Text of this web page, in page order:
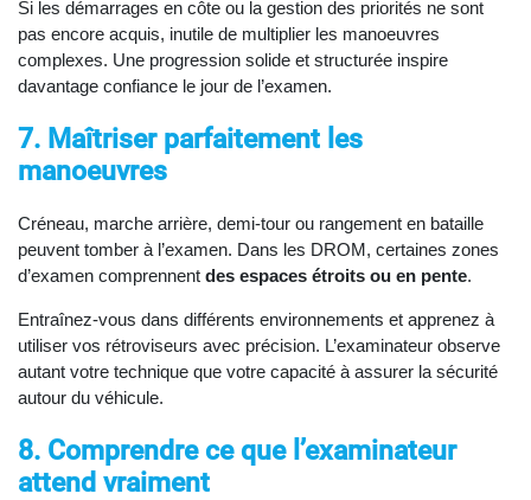
Si les démarrages en côte ou la gestion des priorités ne sont
pas encore acquis, inutile de multiplier les manoeuvres
complexes. Une progression solide et structurée inspire
davantage confiance le jour de l’examen.
7. Maîtriser parfaitement les
manoeuvres
Créneau, marche arrière, demi-tour ou rangement en bataille
peuvent tomber à l’examen. Dans les DROM, certaines zones
d’examen comprennent des espaces étroits ou en pente.
Entraînez-vous dans différents environnements et apprenez à
utiliser vos rétroviseurs avec précision. L’examinateur observe
autant votre technique que votre capacité à assurer la sécurité
autour du véhicule.
8. Comprendre ce que l’examinateur
attend vraiment